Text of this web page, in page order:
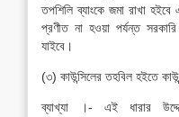
তপশিলি ব্যাংকে জমা রাখা হইবে
প্রণীত না হওয়া পর্যন্ত সরকারি
যাইবে।
(৩) কাউন্সিলের তহবিল হইতে
ব্যাখ্যা ।- এই ধারার